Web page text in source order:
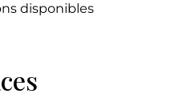
disponibles